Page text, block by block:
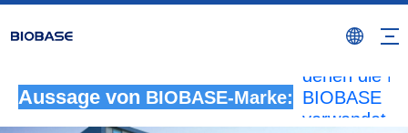
Aussage von BIOBASE-Marke:
autorisierten
Aktivitäten,
BIOBASE
verwendet